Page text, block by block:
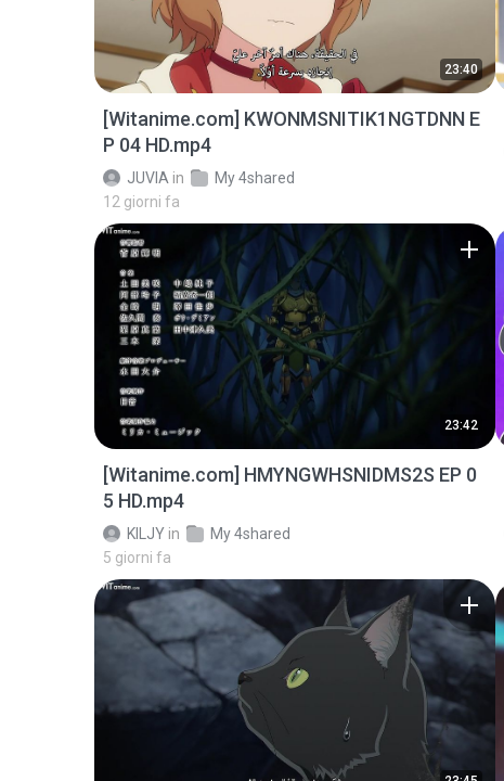
23:40
[Witanime.com] KWONMSNITIK1NGTDNN E
P 04 HD.mp4
JUVIA in
My 4shared
12 giorni fa
23:42
[Witanime.com] HMYNGWHSNIDMS2S EP 0
5 HD.mp4
KILJY in
My 4shared
5 giorni fa